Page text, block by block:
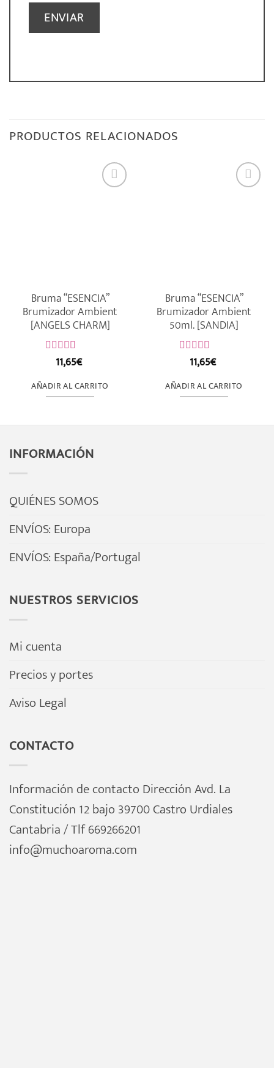
PRODUCTOS RELACIONADOS
Bruma “ESENCIA”
Brumizador Ambient
[ANGELS CHARM]
Valorado
de
5
11,65€
AÑADIR AL CARRITO
Bruma “ESENCIA”
Brumizador Ambient
50ml. [SANDIA]
Valorado
de
5
11,65€
AÑADIR AL CARRITO
INFORMACIÓN
QUIÉNES SOMOS
ENVÍOS: Europa
ENVÍOS: España/Portugal
NUESTROS SERVICIOS
Mi cuenta
Precios y portes
Aviso Legal
CONTACTO
Información de contacto Dirección Avd. La
Constitución 12 bajo 39700 Castro Urdiales
Cantabria / Tlf 669266201
info@muchoaroma.com